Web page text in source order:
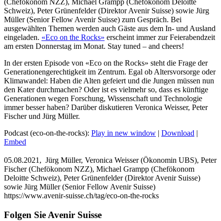
(Chefökonom NZZ), Michael Grampp (Chefökonom Deloitte
Schweiz), Peter Grünenfelder (Direktor Avenir Suisse) sowie Jürg
Müller (Senior Fellow Avenir Suisse) zum Gespräch. Bei
ausgewählten Themen werden auch Gäste aus dem In- und Ausland
eingeladen. «Eco on the Rocks» erscheint immer zur Feierabendzeit
am ersten Donnerstag im Monat. Stay tuned – and cheers!
In der ersten Episode von «Eco on the Rocks» steht die Frage der
Generationengerechtigkeit im Zentrum. Egal ob Altersvorsorge oder
Klimawandel: Haben die Alten gefeiert und die Jungen müssen nun
den Kater durchmachen? Oder ist es vielmehr so, dass es künftige
Generationen wegen Forschung, Wissenschaft und Technologie
immer besser haben? Darüber diskutieren Veronica Weisser, Peter
Fischer und Jürg Müller.
Podcast (eco-on-the-rocks): Play in new window | Download |
Embed
05.08.2021, Jürg Müller, Veronica Weisser (Ökonomin UBS), Peter
Fischer (Chefökonom NZZ), Michael Grampp (Chefökonom
Deloitte Schweiz), Peter Grünenfelder (Direktor Avenir Suisse)
sowie Jürg Müller (Senior Fellow Avenir Suisse)
https://www.avenir-suisse.ch/tag/eco-on-the-rocks
Folgen Sie Avenir Suisse